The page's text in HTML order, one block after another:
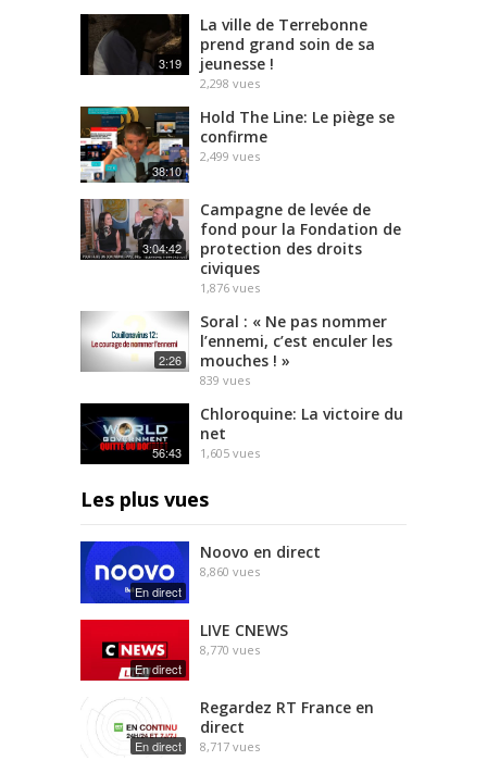
3:19
La ville de Terrebonne
prend grand soin de sa
jeunesse !
2,298 vues
38:10
Hold The Line: Le piège se
confirme
2,499 vues
3:04:42
Campagne de levée de
fond pour la Fondation de
protection des droits
civiques
1,876 vues
2:26
Soral : « Ne pas nommer
l’ennemi, c’est enculer les
mouches ! »
839 vues
56:43
Chloroquine: La victoire du
net
1,605 vues
Les plus vues
En direct
Noovo en direct
8,860 vues
En direct
LIVE CNEWS
8,770 vues
En direct
Regardez RT France en
direct
8,717 vues